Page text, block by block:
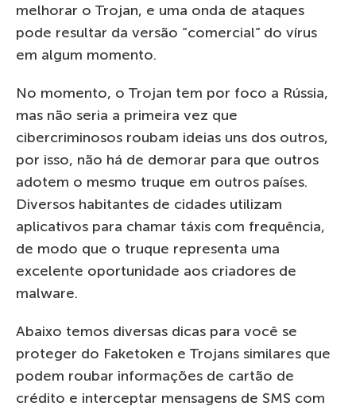
melhorar o Trojan, e uma onda de ataques
pode resultar da versão “comercial” do vírus
em algum momento.
No momento, o Trojan tem por foco a Rússia,
mas não seria a primeira vez que
cibercriminosos roubam ideias uns dos outros,
por isso, não há de demorar para que outros
adotem o mesmo truque em outros países.
Diversos habitantes de cidades utilizam
aplicativos para chamar táxis com frequência,
de modo que o truque representa uma
excelente oportunidade aos criadores de
malware.
Abaixo temos diversas dicas para você se
proteger do Faketoken e Trojans similares que
podem roubar informações de cartão de
crédito e interceptar mensagens de SMS com